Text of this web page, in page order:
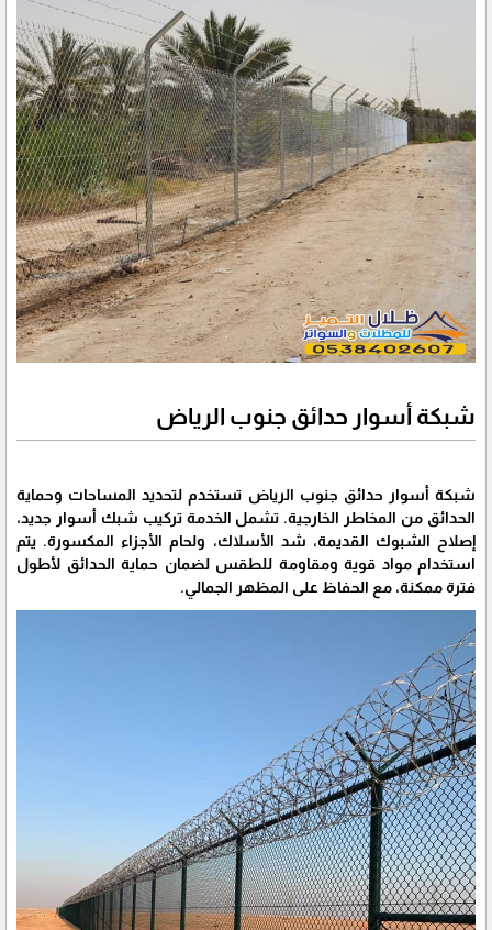
شبكة أسوار حدائق جنوب الرياض
شبكة أسوار حدائق جنوب الرياض تستخدم لتحديد المساحات وحماية
الحدائق من المخاطر الخارجية. تشمل الخدمة تركيب شبك أسوار جديد،
إصلاح الشبوك القديمة، شد الأسلاك، ولحام الأجزاء المكسورة. يتم
استخدام مواد قوية ومقاومة للطقس لضمان حماية الحدائق لأطول
فترة ممكنة، مع الحفاظ على المظهر الجمالي.